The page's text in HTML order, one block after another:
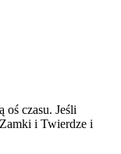
czasu. Jeśli
i Twierdze i